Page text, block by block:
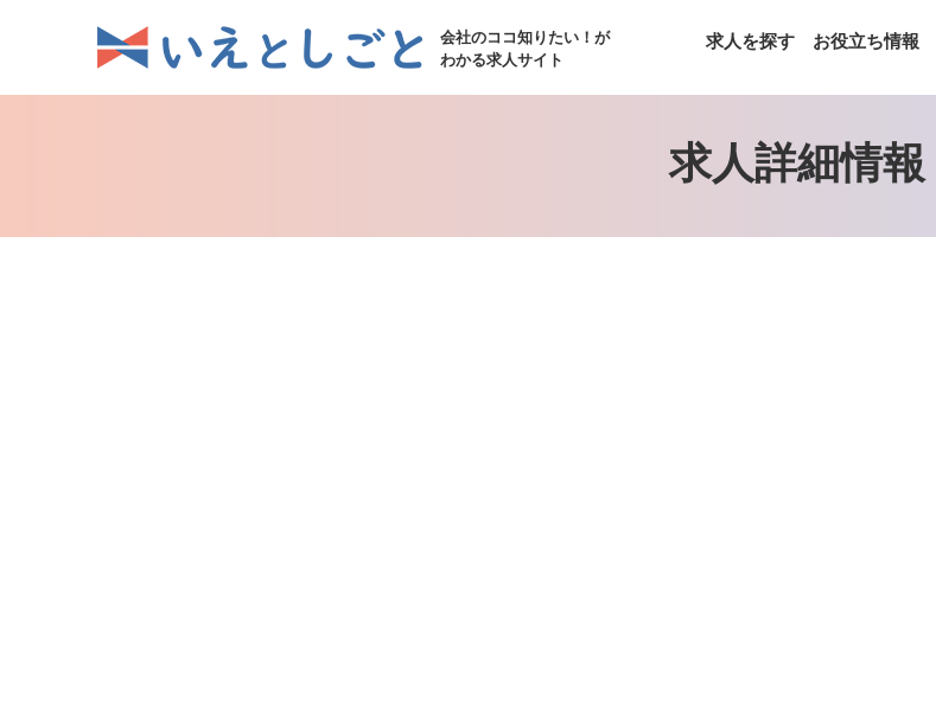
会社のココ知りたい！が
わかる求人サイト
求人を探す お役立ち情報
求人詳細情報